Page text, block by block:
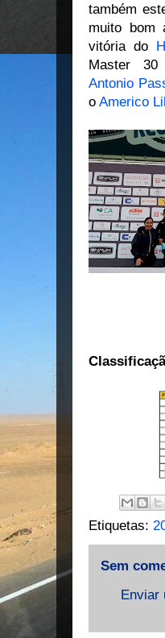
também
muito bom
vitória do
Master
Antonio
o Americo
Etiquetas:
Sem
Enviar